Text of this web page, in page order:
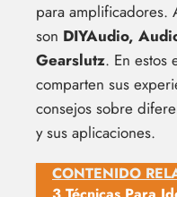
para amplificadores.
son DIYAudio,
Gearslutz. En estos
comparten sus
consejos sobre
y sus aplicaciones.
CONTENIDO